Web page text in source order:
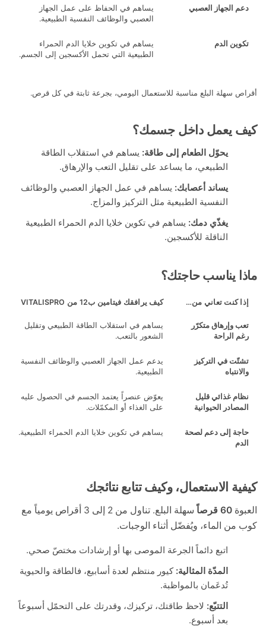
الجهاز العصبي
يساهم في الحفاظ على عمل الجهاز
العصبي والوظائف النفسية الطبيعية.
الدم
يساهم في تكوين خلايا الدم الحمراء
الطبيعية التي تحمل الأكسجين إلى الجسم.
سهلة البلع مناسبة للاستعمال اليومي، بجرعة ثابتة في كل قرص.
يعمل داخل جسمك؟
يحوّل الطعام إلى طاقة:يساهم في استقلاب الطاقة
الطبيعي، ما يساعد على تقليل التعب والإرهاق.
يساند أعصابك:يساهم في عمل الجهاز العصبي والوظائف
النفسية الطبيعية مثل التركيز والمزاج.
يغذّي دمك:يساهم في تكوين خلايا الدم الحمراء الطبيعية
الناقلة للأكسجين.
يناسب حاجتك؟
كنت تعاني من… كيف يرافقك فيتامين ب12 من VITALISPRO
وإرهاق متكرّر
الراحة
يساهم في استقلاب الطاقة الطبيعي وتقليل
الشعور بالتعب.
في التركيز
يدعم عمل الجهاز العصبي والوظائف النفسية
غذائي قليل
الحيوانية
يعوّض عنصراً يعتمد الجسم في الحصول عليه
على الغذاء أو المكمّلات.
إلى دعم لصحة
يساهم في تكوين خلايا الدم الحمراء الطبيعية.
الاستعمال، وكيف تتابع نتائجك
60 قرصاً
سهلة البلع. تناول من 2 إلى 3 أقراص يومياً مع
الماء، ويُفضّل أثناء الوجبات.
اتبع دائماً الجرعة الموصى بها أو إرشادات مختصّ صحي.
المدّة المثالية: كيور منتظم لعدة أسابيع، فالطاقة والحيوية
تُدعَمان بالمواظبة.
لاحظ طاقتك، تركيزك، وقدرتك على التحمّل أسبوعاً
بعد أسبوع.